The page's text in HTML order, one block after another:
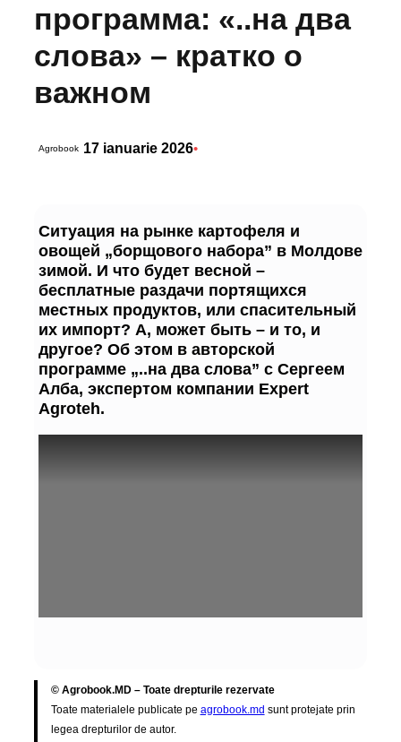
программа: «..на два
слова» – кратко о
важном
Agrobook 17 ianuarie 2026•
Ситуация на рынке картофеля и
овощей „борщового набора” в Молдове
зимой. И что будет весной –
бесплатные раздачи портящихся
местных продуктов, или спасительный
их импорт? А, может быть – и то, и
другое? Об этом в авторской
программе „..на два слова” с Сергеем
Алба, экспертом компании Expert
Agroteh.
© Agrobook.MD – Toate drepturile rezervate
Toate materialele publicate pe agrobook.md sunt protejate prin
legea drepturilor de autor.